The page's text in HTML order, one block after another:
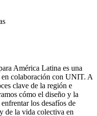
América Latina es una
colaboración con UNIT. A
clave de la región e
cómo el diseño y la
los desafíos de
de la vida colectiva en